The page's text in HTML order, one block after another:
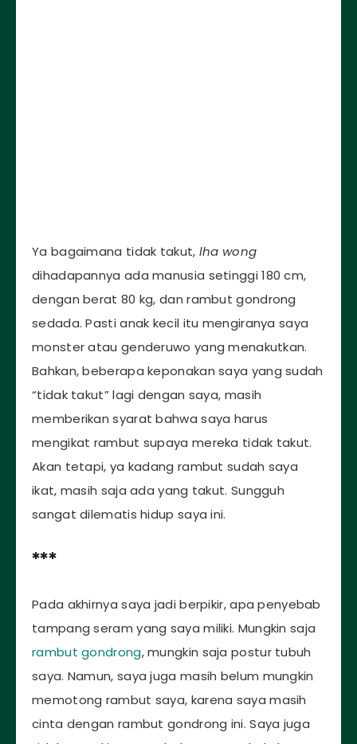
Ya bagaimana tidak takut, lha wong
dihadapannya ada manusia setinggi 180 cm,
dengan berat 80 kg, dan rambut gondrong
sedada. Pasti anak kecil itu mengiranya saya
monster atau genderuwo yang menakutkan.
Bahkan, beberapa keponakan saya yang sudah
“tidak takut” lagi dengan saya, masih
memberikan syarat bahwa saya harus
mengikat rambut supaya mereka tidak takut.
Akan tetapi, ya kadang rambut sudah saya
ikat, masih saja ada yang takut. Sungguh
sangat dilematis hidup saya ini.
***
Pada akhirnya saya jadi berpikir, apa penyebab
tampang seram yang saya miliki. Mungkin saja
rambut gondrong, mungkin saja postur tubuh
saya. Namun, saya juga masih belum mungkin
memotong rambut saya, karena saya masih
cinta dengan rambut gondrong ini. Saya juga